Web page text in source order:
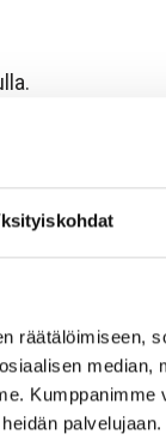
räätälöimiseen,
median,
palvelujaan.
kappaleen